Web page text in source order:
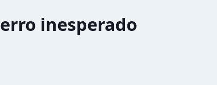
erro inesperado